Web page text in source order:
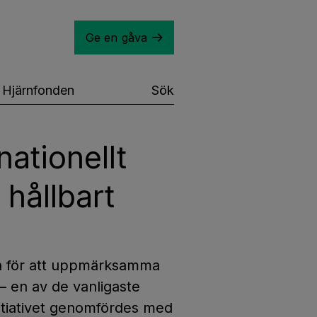
Ge en gåva
Hjärnfonden Sök
för att uppmärksamma
en av de vanligaste
genomfördes med